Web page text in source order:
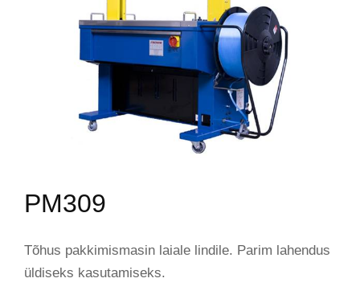
PM309
Tõhus pakkimismasin laiale lindile. Parim lahendus
üldiseks kasutamiseks.